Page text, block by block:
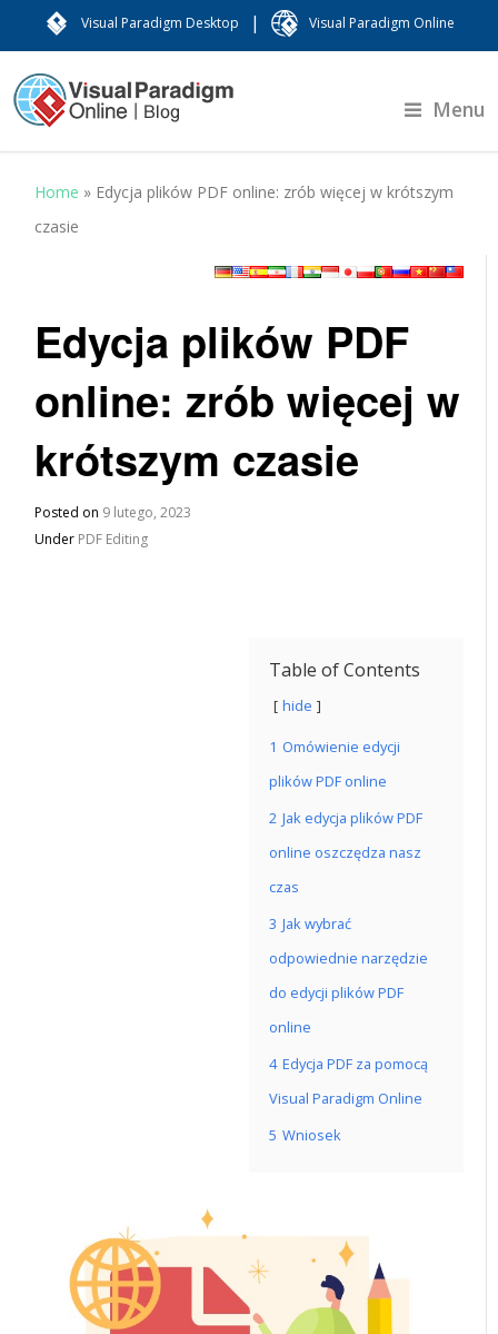
Visual Paradigm Desktop | Visual Paradigm Online
Menu
Home » Edycja plików PDF online: zrób więcej w krótszym
czasie
Edycja plików PDF
online: zrób więcej w
krótszym czasie
Posted on 9 lutego, 2023
Under PDF Editing
Table of Contents
hide
1 Omówienie edycji
plików PDF online
2 Jak edycja plików PDF
online oszczędza nasz
czas
3 Jak wybrać
odpowiednie narzędzie
do edycji plików PDF
online
4 Edycja PDF za pomocą
Visual Paradigm Online
5 Wniosek